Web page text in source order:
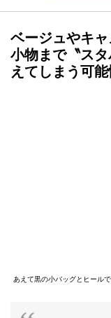
ベージュやキャ
小物まで〝ス
えてしまう可能
あえて黒の小バッグとヒール